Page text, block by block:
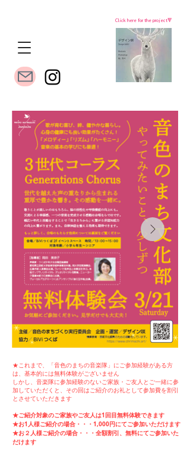
Click here for the project🔻
★これまで、「音色のまちの音楽隊」にご参加経験がある方
は、基本的には無料体験がございません
しかし、音楽隊に参加経験のないご家族・ご友人とご一緒に参
加していただくと、その回はご紹介のお礼として参加費を割引
とさせていただきます
★ご紹介対象のご家族やご友人は1回目無料体験できます
★お1人様ご紹介の場合・・・1,000円にてご参加いただけます
★お２人様ご紹介の場合・・・全額割引、無料にてご参加いた
だけます